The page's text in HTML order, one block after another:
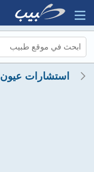
استشارات عيون